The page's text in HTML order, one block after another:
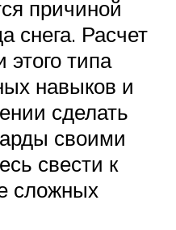
причиной
снега. Расчет
типа
навыков и
сделать
своими
свести к
сложных